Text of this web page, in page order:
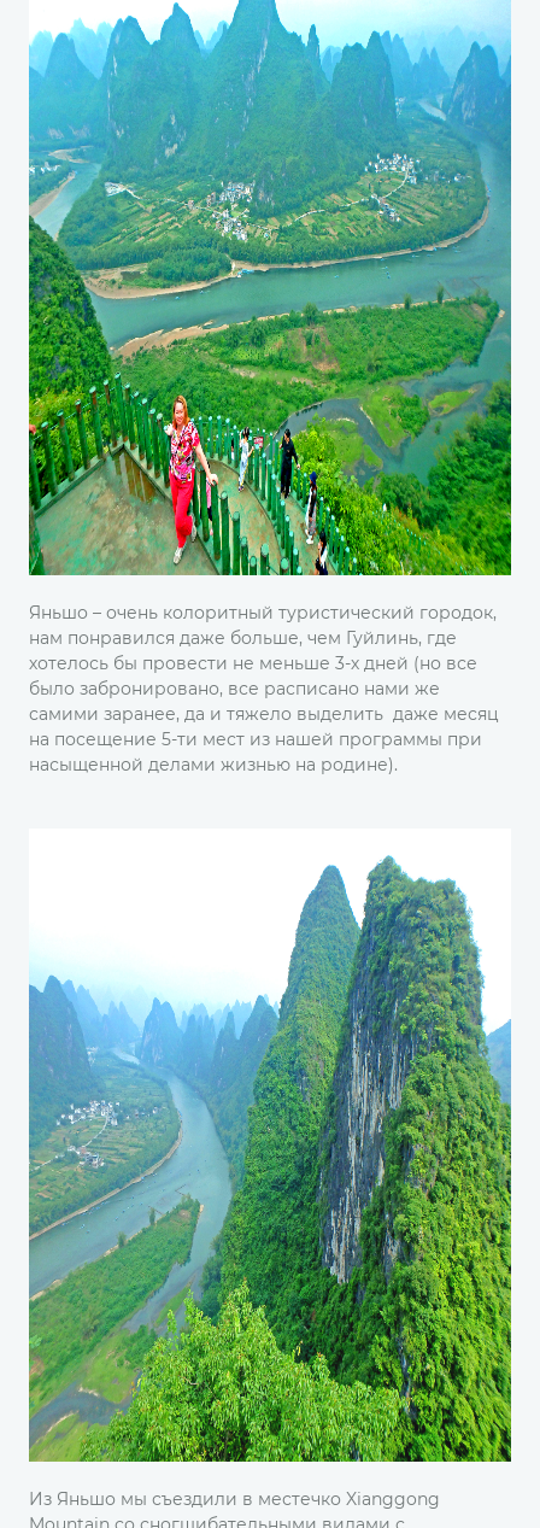
Яньшо – очень колоритный туристический городок,
нам понравился даже больше, чем Гуйлинь, где
хотелось бы провести не меньше 3-х дней (но все
было забронировано, все расписано нами же
самими заранее, да и тяжело выделить даже месяц
на посещение 5-ти мест из нашей программы при
насыщенной делами жизнью на родине).
Из Яньшо мы съездили в местечко Xianggong